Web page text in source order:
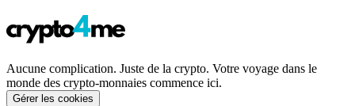
Aucune complication. Juste de la crypto. Votre voyage dans le
monde des crypto-monnaies commence ici.
Gérer les cookies